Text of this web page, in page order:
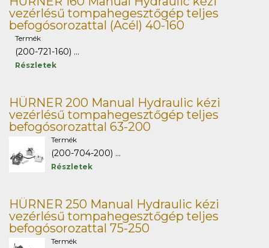
vezérlésű tompahegesztőgép teljes
befogósorozattal (Acél) 40-160
Termék
(200-721-160) ...
Részletek
HÜRNER 200 Manual Hydraulic kézi
vezérlésű tompahegesztőgép teljes
befogósorozattal 63-200
Termék
(200-704-200) ...
Részletek
HÜRNER 250 Manual Hydraulic kézi
vezérlésű tompahegesztőgép teljes
befogósorozattal 75-250
Termék